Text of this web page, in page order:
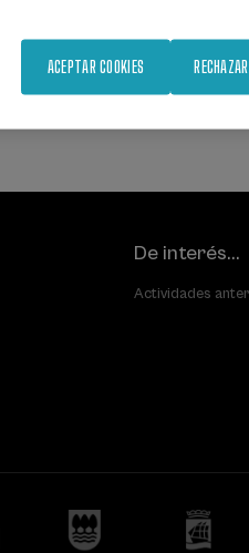
De interés...
Actividades
ACEPTAR COOKIES